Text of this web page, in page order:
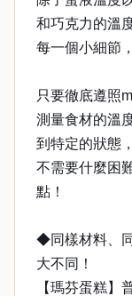
和巧克力的溫
每一個小細節
只要徹底遵照
測量食材的溫
到特定的狀態，
不需要什麼困
點！
◆同樣材料、
大不同！
【瑪芬蛋糕